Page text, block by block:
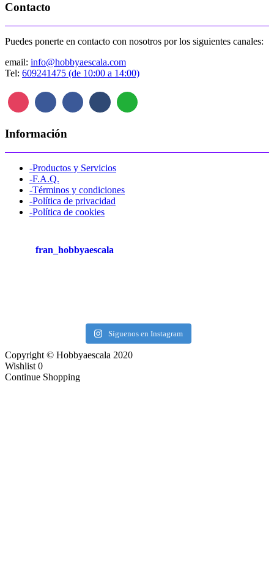
Contacto
Puedes ponerte en contacto con nosotros por los siguientes canales:
email: info@hobbyaescala.com
Tel: 609241475 (de 10:00 a 14:00)
Información
-Productos y Servicios
-F.A.Q.
-Términos y condiciones
-Política de privacidad
-Política de cookies
fran_hobbyaescala
Síguenos en Instagram
Copyright © Hobbyaescala 2020
Wishlist 0
Continue Shopping